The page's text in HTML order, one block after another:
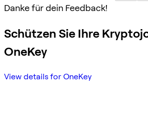
Danke für dein Feedback!
Schützen Sie Ihre
OneKey
View details for OneKey